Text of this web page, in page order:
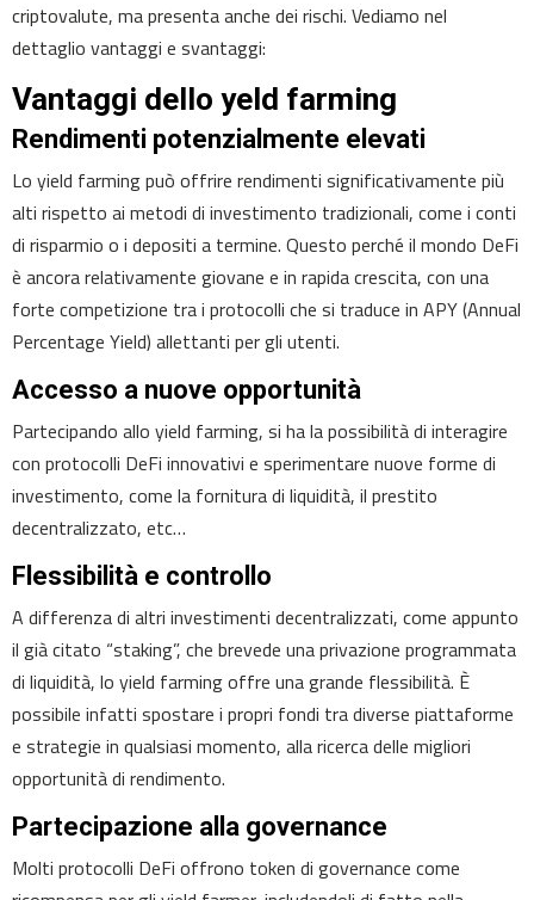
criptovalute, ma presenta anche dei rischi. Vediamo nel
dettaglio vantaggi e svantaggi:
Vantaggi dello yeld farming
Rendimenti potenzialmente elevati
Lo yield farming può offrire rendimenti significativamente più
alti rispetto ai metodi di investimento tradizionali, come i conti
di risparmio o i depositi a termine. Questo perché il mondo DeFi
è ancora relativamente giovane e in rapida crescita, con una
forte competizione tra i protocolli che si traduce in APY (Annual
Percentage Yield) allettanti per gli utenti.
Accesso a nuove opportunità
Partecipando allo yield farming, si ha la possibilità di interagire
con protocolli DeFi innovativi e sperimentare nuove forme di
investimento, come la fornitura di liquidità, il prestito
decentralizzato, etc…
Flessibilità e controllo
A differenza di altri investimenti decentralizzati, come appunto
il già citato “staking”, che brevede una privazione programmata
di liquidità, lo yield farming offre una grande flessibilità. È
possibile infatti spostare i propri fondi tra diverse piattaforme
e strategie in qualsiasi momento, alla ricerca delle migliori
opportunità di rendimento.
Partecipazione alla governance
Molti protocolli DeFi offrono token di governance come